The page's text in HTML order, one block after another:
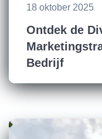
18 oktober 2025
Ontdek de
Bedrijf